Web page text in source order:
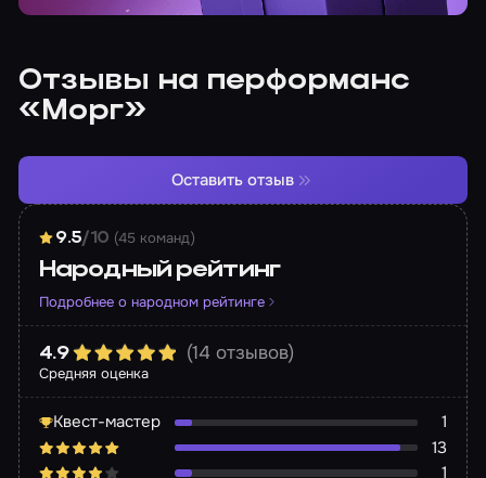
Отзывы на перформанс
«Морг»
9.5/10 (45 команд)
Народный рейтинг
Подробнее о народном рейтинге
Средняя оценка
4.9 (14 отзывов)
Квест-мастер
1
13
1
Оставить отзыв